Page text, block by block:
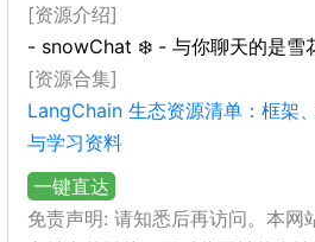
[资源介绍]
- snowChat ❄️ - 与你聊天的是雪
[资源合集]
LangChain 生态资源清单：框架
与学习资料
一键直达
免责声明: 请知悉后再访问。本网